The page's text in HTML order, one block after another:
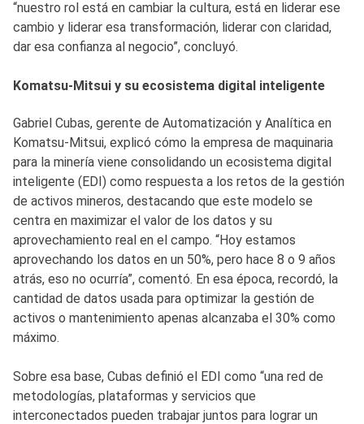
“nuestro rol está en cambiar la cultura, está en liderar ese
cambio y liderar esa transformación, liderar con claridad,
dar esa confianza al negocio”, concluyó.
Komatsu-Mitsui y su ecosistema digital inteligente
Gabriel Cubas, gerente de Automatización y Analítica en
Komatsu-Mitsui, explicó cómo la empresa de maquinaria
para la minería viene consolidando un ecosistema digital
inteligente (EDI) como respuesta a los retos de la gestión
de activos mineros, destacando que este modelo se
centra en maximizar el valor de los datos y su
aprovechamiento real en el campo. “Hoy estamos
aprovechando los datos en un 50%, pero hace 8 o 9 años
atrás, eso no ocurría”, comentó. En esa época, recordó, la
cantidad de datos usada para optimizar la gestión de
activos o mantenimiento apenas alcanzaba el 30% como
máximo.
Sobre esa base, Cubas definió el EDI como “una red de
metodologías, plataformas y servicios que
interconectados pueden trabajar juntos para lograr un